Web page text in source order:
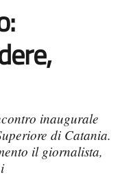
inaugurale
di Catania.
il giornalista,